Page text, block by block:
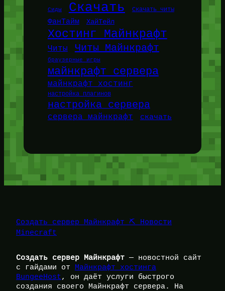
Сиды Скачать Скачать читы
ФанТайм ХайТейл
Хостинг Майнкрафт
Читы Читы Майнкрафт
браузерные игры
майнкрафт сервера
майнкрафт хостинг
настройка плагинов
настройка сервера
сервера майнкрафт скачать
Создать сервер Майнкрафт ⛏️ Новости
Minecraft
Создать сервер Майнкрафт — новостной сайт
с гайдами от Майнкрафт хостинга
BungeeHost, он даёт услуги быстрого
создания своего Майнкрафт сервера. На